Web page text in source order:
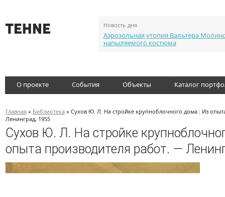
Новость дня
Аэрозольная утопия Вальтера
напыляемого костюма
О проекте События Объекты Каталог
Главная » Библиотека » Сухов Ю. Л. На стройке крупноблочного дома : Из
Ленинград, 1955
Сухов Ю. Л. На стройке
опыта производителя работ. —